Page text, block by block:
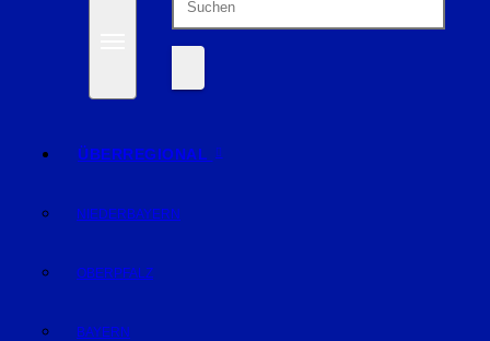
ÜBERREGIONAL
NIEDERBAYERN
OBERPFALZ
BAYERN